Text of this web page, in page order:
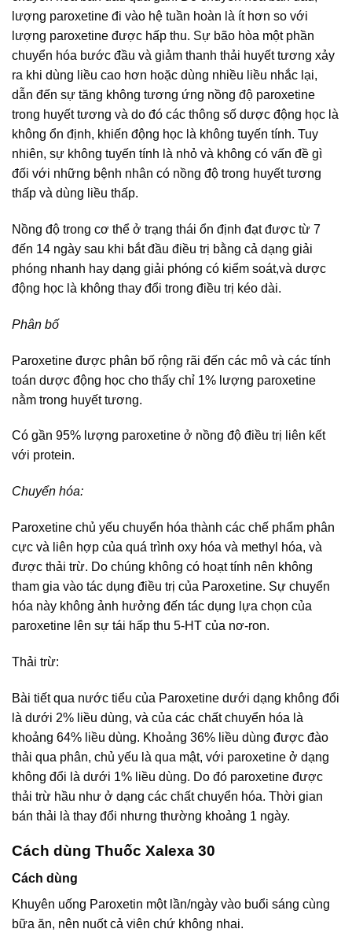
lượng paroxetine đi vào hệ tuần hoàn là ít hơn so với
lượng paroxetine được hấp thu. Sự bão hòa một phần
chuyển hóa bước đầu và giảm thanh thải huyết tương xảy
ra khi dùng liều cao hơn hoặc dùng nhiều liều nhắc lại,
dẫn đến sự tăng không tương ứng nồng độ paroxetine
trong huyết tương và do đó các thông số dược động học là
không ổn định, khiến động học là không tuyến tính. Tuy
nhiên, sự không tuyến tính là nhỏ và không có vấn đề gì
đối với những bệnh nhân có nồng độ trong huyết tương
thấp và dùng liều thấp.
Nồng độ trong cơ thể ở trạng thái ổn định đạt được từ 7
đến 14 ngày sau khi bắt đầu điều trị bằng cả dạng giải
phóng nhanh hay dạng giải phóng có kiểm soát,và dược
động học là không thay đổi trong điều trị kéo dài.
Phân bố
Paroxetine được phân bố rộng rãi đến các mô và các tính
toán dược động học cho thấy chỉ 1% lượng paroxetine
nằm trong huyết tương.
Có gần 95% lượng paroxetine ở nồng độ điều trị liên kết
với protein.
Chuyển hóa:
Paroxetine chủ yếu chuyển hóa thành các chế phẩm phân
cực và liên hợp của quá trình oxy hóa và methyl hóa, và
được thải trừ. Do chúng không có hoạt tính nên không
tham gia vào tác dụng điều trị của Paroxetine. Sự chuyển
hóa này không ảnh hưởng đến tác dụng lựa chọn của
paroxetine lên sự tái hấp thu 5-HT của nơ-ron.
Thải trừ:
Bài tiết qua nước tiểu của Paroxetine dưới dạng không đổi
là dưới 2% liều dùng, và của các chất chuyển hóa là
khoảng 64% liều dùng. Khoảng 36% liều dùng được đào
thải qua phân, chủ yếu là qua mật, với paroxetine ở dạng
không đổi là dưới 1% liều dùng. Do đó paroxetine được
thải trừ hầu như ở dạng các chất chuyển hóa. Thời gian
bán thải là thay đổi nhưng thường khoảng 1 ngày.
Cách dùng Thuốc Xalexa 30
Cách dùng
Khuyên uống Paroxetin một lần/ngày vào buổi sáng cùng
bữa ăn, nên nuốt cả viên chứ không nhai.